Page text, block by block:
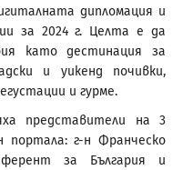
дипломация и
за 2024 г. Целта е да
като дестинация за
и уикенд почивки,
и гурме.
представители на 3
портала: г-н Франческо
за България и